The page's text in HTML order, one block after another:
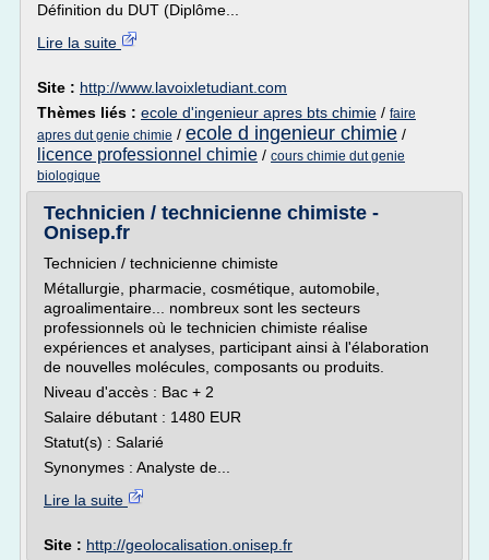
Définition du DUT (Diplôme...
Lire la suite
Site : http://www.lavoixletudiant.com
Thèmes liés : ecole d'ingenieur apres bts chimie / faire
apres dut genie chimie / ecole d ingenieur chimie /
licence professionnel chimie / cours chimie dut genie
biologique
Technicien / technicienne chimiste -
Onisep.fr
Technicien / technicienne chimiste
Métallurgie, pharmacie, cosmétique, automobile,
agroalimentaire... nombreux sont les secteurs
professionnels où le technicien chimiste réalise
expériences et analyses, participant ainsi à l'élaboration
de nouvelles molécules, composants ou produits.
Niveau d'accès : Bac + 2
Salaire débutant : 1480 EUR
Statut(s) : Salarié
Synonymes : Analyste de...
Lire la suite
Site : http://geolocalisation.onisep.fr